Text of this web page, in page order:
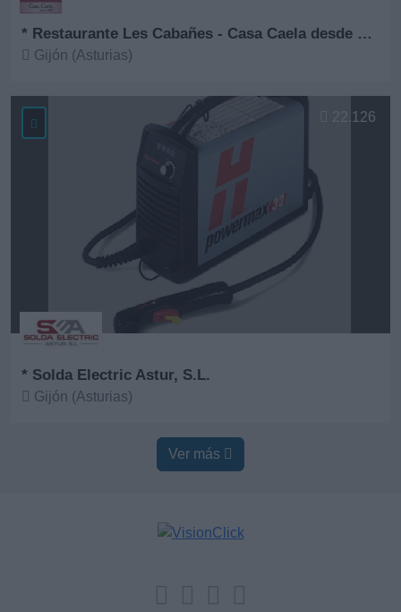
* Restaurante Les Cabañes - Casa Caela desde 1967
Gijón (Asturias)
* Solda Electric Astur, S.L.
Gijón (Asturias)
22.126
Ver más